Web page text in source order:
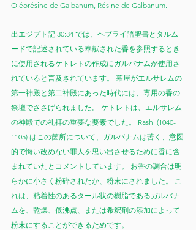
Oléorésine de Galbanum, Résine de Galbanum.
出エジプト記 30:34 では、ヘブライ語聖書とタルム
ードで記述されている奉献された香を参照するとき
に使用されるケトレトの作成にガルバナムが使用さ
れていると言及されています。 幕屋がエルサレムの
第一神殿と第二神殿にあった時代には、専用の香の
祭壇でささげられました。 ケトレトは、エルサレム
の神殿での礼拝の重要な要素でした。 Rashi (1040-
1105) はこの箇所について、ガルバナムは苦く、意図
的で悔い改めない罪人を思い出させるために香に含
まれていたとコメントしています。 お香の調合は明
らかに小さく粉砕されたか、粉末にされました。 こ
れは、粘着性のあるタール状の樹脂であるガルバナ
ムを、乾燥、低沸点、または希釈剤の添加によって
粉末にすることができるためです。